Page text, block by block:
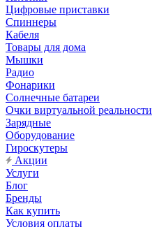
Цифровые приставки
Спиннеры
Кабеля
Товары для дома
Мышки
Радио
Фонарики
Солнечные батареи
Очки виртуальной реальности
Зарядные
Оборудование
Гироскутеры
Акции
Услуги
Блог
Бренды
Как купить
Условия оплаты